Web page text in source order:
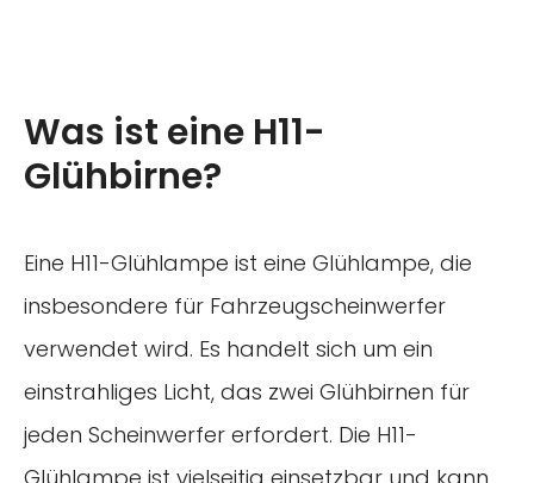
Was ist eine H11-
Glühbirne?
Eine H11-Glühlampe ist eine Glühlampe, die
insbesondere für Fahrzeugscheinwerfer
verwendet wird. Es handelt sich um ein
einstrahliges Licht, das zwei Glühbirnen für
jeden Scheinwerfer erfordert. Die H11-